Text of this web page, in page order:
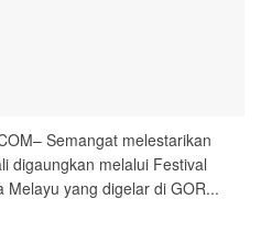
Semangat melestarikan
digaungkan melalui Festival
Melayu yang digelar di GOR...